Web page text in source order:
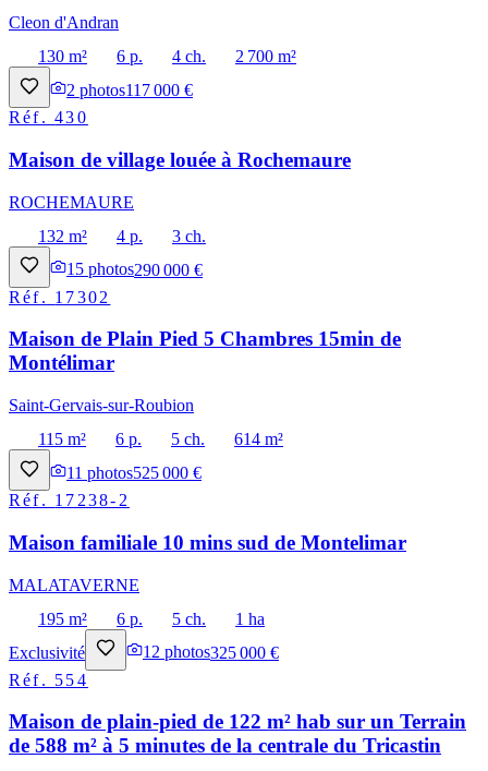
Cleon d'Andran
130 m²
6 p. 4 ch.
2 700 m²
2 photos117 000 €
Réf.430
Maison de village louée à Rochemaure
ROCHEMAURE
132 m²
4 p.
3 ch.
15 photos290 000 €
Réf. 17302
Maison de Plain Pied 5 Chambres 15min de
Montélimar
Saint-Gervais-sur-Roubion
115 m²
6 p. 5 ch.
614 m²
11 photos525 000 €
Réf. 17238-2
Maison familiale 10 mins sud de Montelimar
MALATAVERNE
195 m²
6 p. 5 ch.
1 ha
Exclusivité
12 photos325 000 €
Réf. 554
Maison de plain-pied de 122 m² hab sur un Terrain
de 588 m² à 5 minutes de la centrale du Tricastin